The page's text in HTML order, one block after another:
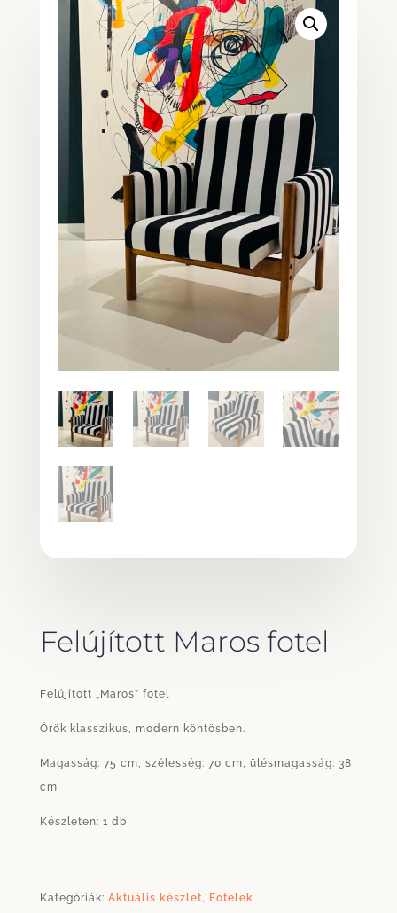
Felújított Maros fotel
Felújított „Maros” fotel
Örök klasszikus, modern köntösben.
Magasság: 75 cm, szélesség: 70 cm, ülésmagasság: 38
cm
Készleten: 1 db
Kategóriák: Aktuális készlet, Fotelek